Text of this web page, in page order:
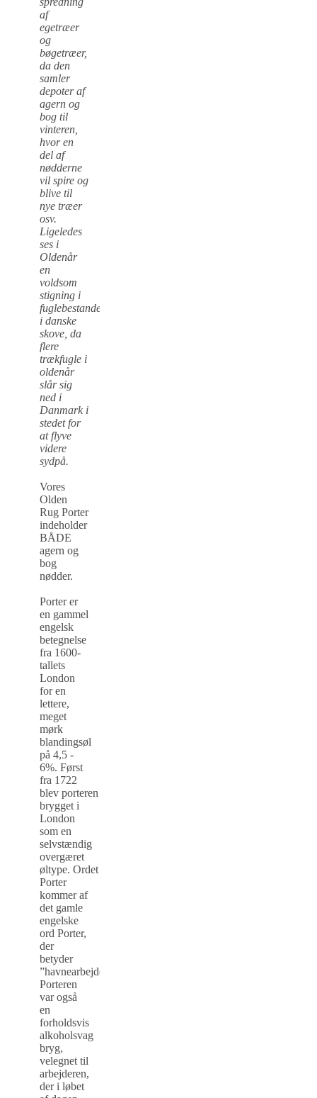
af
egetræer
og
bøgetræer,
da den
samler
depoter af
agern og
bog til
vinteren,
hvor en
del af
nødderne
vil spire og
blive til
nye træer
osv.
Ligeledes
ses i
Oldenår
en
voldsom
stigning i
fuglebestanden
i danske
skove, da
flere
trækfugle i
oldenår
slår sig
ned i
Danmark i
stedet for
at flyve
videre
sydpå.
Vores
Olden
Rug Porter
indeholder
BÅDE
agern og
bog
nødder.
Porter er
en gammel
engelsk
betegnelse
fra 1600-
tallets
London
for en
lettere,
meget
mørk
blandingsøl
på 4,5 -
6%. Først
fra 1722
blev porteren
brygget i
London
som en
selvstændig
overgæret
øltype. Ordet
Porter
kommer af
det gamle
engelske
ord Porter,
der
betyder
”havnearbejder”.
Porteren
var også
en
forholdsvis
alkoholsvag
bryg,
velegnet til
arbejderen,
der i løbet